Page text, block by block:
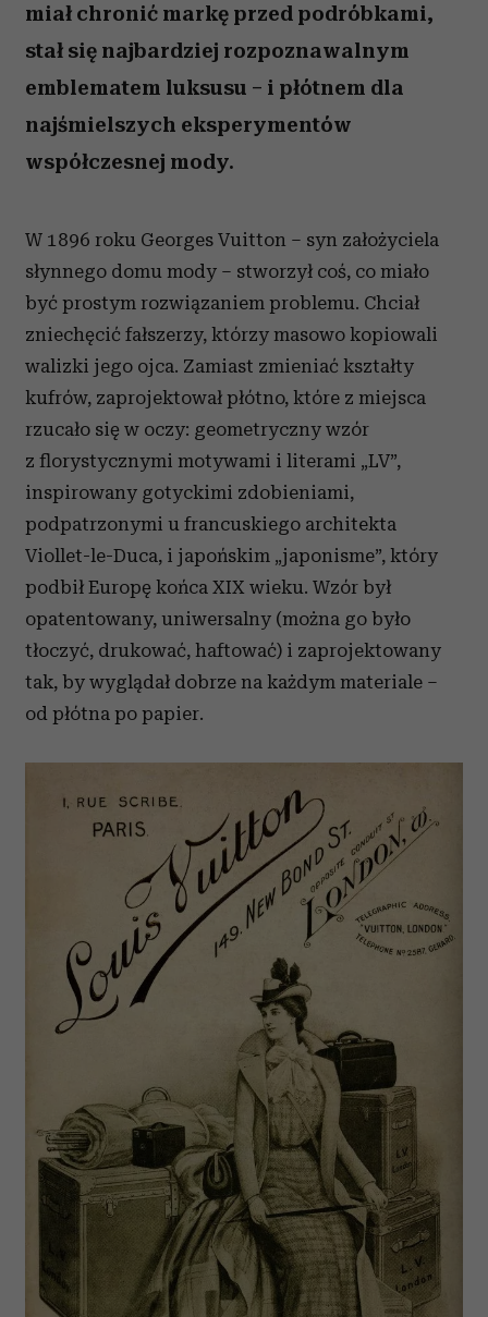
miał chronić markę przed podróbkami,
stał się najbardziej rozpoznawalnym
emblematem luksusu – i płótnem dla
najśmielszych eksperymentów
współczesnej mody.
W 1896 roku Georges Vuitton – syn założyciela
słynnego domu mody – stworzył coś, co miało
być prostym rozwiązaniem problemu. Chciał
zniechęcić fałszerzy, którzy masowo kopiowali
walizki jego ojca. Zamiast zmieniać kształty
kufrów, zaprojektował płótno, które z miejsca
rzucało się w oczy: geometryczny wzór
z florystycznymi motywami i literami „LV”,
inspirowany gotyckimi zdobieniami,
podpatrzonymi u francuskiego architekta
Viollet-le-Duca, i japońskim „japonisme”, który
podbił Europę końca XIX wieku. Wzór był
opatentowany, uniwersalny (można go było
tłoczyć, drukować, haftować) i zaprojektowany
tak, by wyglądał dobrze na każdym materiale –
od płótna po papier.